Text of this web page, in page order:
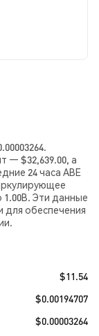
— $32,639.00, а
24 часа ABE
Эти данные
для обеспечения
$11.54
$0.00194707
$0.00003264